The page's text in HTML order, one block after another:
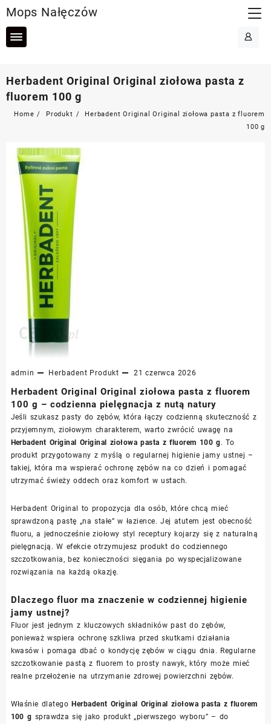
to
content
Mops Nałęczów
Herbadent Original Original ziołowa pasta z
fluorem 100 g
Home Produkt
Herbadent Original Original ziołowa pasta z fluorem
100 g
admin Herbadent Produkt 21 czerwca 2026
Herbadent Original Original ziołowa pasta z fluorem
100 g – codzienna pielęgnacja z nutą natury
Jeśli szukasz pasty do zębów, która łączy codzienną skuteczność z
przyjemnym, ziołowym charakterem, warto zwrócić uwagę na
Herbadent Original Original ziołowa pasta z fluorem 100 g. To
produkt przygotowany z myślą o regularnej higienie jamy ustnej –
takiej, która ma wspierać ochronę zębów na co dzień i pomagać
utrzymać świeży oddech oraz komfort w ustach.
Herbadent Original to propozycja dla osób, które chcą mieć
sprawdzoną pastę „na stałe” w łazience. Jej atutem jest obecność
fluoru, a jednocześnie ziołowy styl receptury kojarzy się z naturalną
pielęgnacją. W efekcie otrzymujesz produkt do codziennego
szczotkowania, bez konieczności sięgania po wyspecjalizowane
rozwiązania na każdą okazję.
Dlaczego fluor ma znaczenie w codziennej higienie
jamy ustnej?
Fluor jest jednym z kluczowych składników past do zębów,
ponieważ wspiera ochronę szkliwa przed skutkami działania
kwasów i pomaga dbać o kondycję zębów w ciągu dnia. Regularne
szczotkowanie pastą z fluorem to prosty nawyk, który może mieć
realne przełożenie na utrzymanie zdrowej powierzchni zębów.
Właśnie dlategoHerbadent Original Original ziołowa pasta z fluorem
100 g sprawdza się jako produkt „pierwszego wyboru” – do